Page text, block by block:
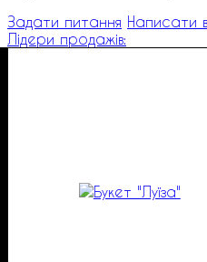
Задати питання Написати
Лідери продажів: